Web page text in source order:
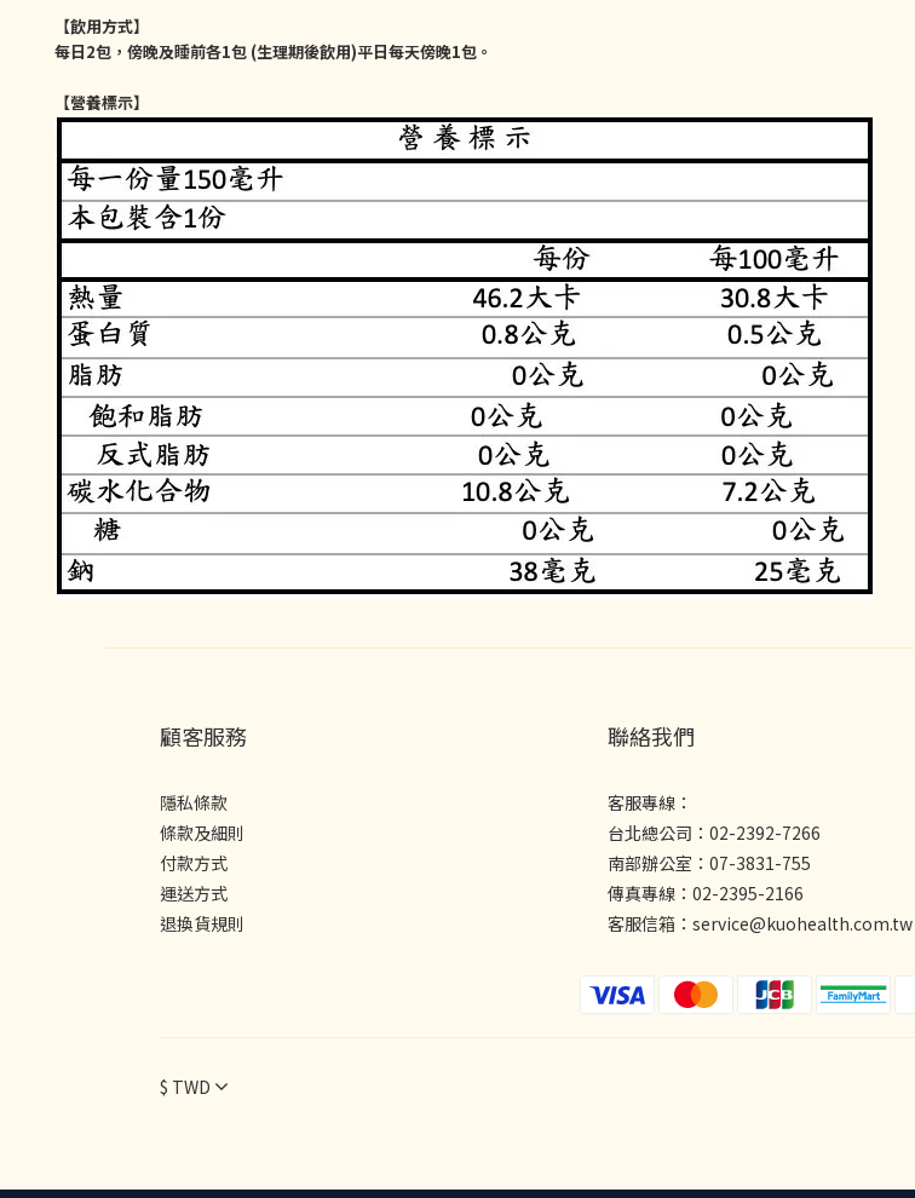
【飲用方式】
每日2包，傍晚及睡前各1包 (生理期後飲用)平日每天傍晚1包。
【營養標示】
顧客服務
隱私條款
條款及細則
付款方式
運送方式
退換貨規則
聯絡我們
客服專線：
台北總公司：02-2392-7266
南部辦公室：07-3831-755
傳真專線：02-2395-2166
客服信箱：service@kuohealth.com.tw
$ TWD